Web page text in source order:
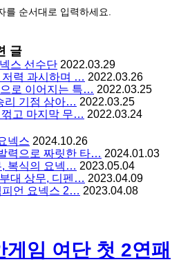
를 순서대로 입력하세요.
글
스 선수단 2022.03.29
저력 과시하며 … 2022.03.26
로 이어지는 특… 2022.03.25
리 기점 삼아… 2022.03.25
꺾고 마지막 무… 2022.03.24
넥스 2024.10.26
력으로 짜릿한 타… 2024.01.03
, 복식의 요넥… 2023.05.04
대 상무, 디펜… 2023.04.09
피언 요넥스 2… 2023.04.08
게임 여단 첫 2연패